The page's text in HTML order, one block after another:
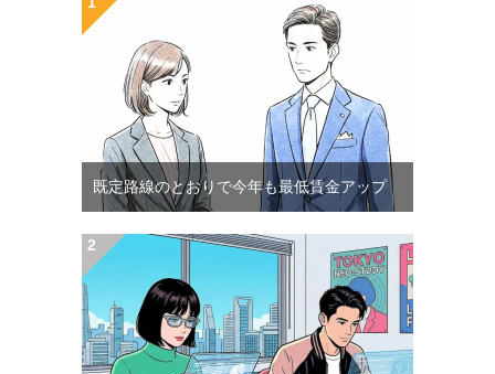
既定路線のとおりで今年も最低賃金アップ